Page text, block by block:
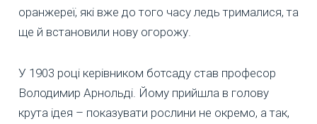
оранжереї, які вже до того часу ледь трималися, та
ще й встановили нову огорожу.
У 1903 році керівником ботсаду став професор
Володимир Арнольді. Йому прийшла в голову
крута ідея – показувати рослини не окремо, а так,